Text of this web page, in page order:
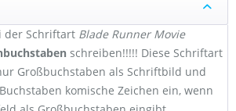
der Schriftart Blade Runner Movie
schreiben!!!!! Diese Schriftart
Großbuchstaben als Schriftbild und
komische Zeichen ein, wenn